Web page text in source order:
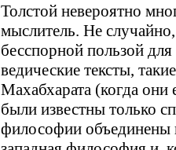
Толстой невероятно
мыслитель. Не
бесспорной пользой для
ведические тексты,
Махабхарата (когда
были известны только
философии объединены